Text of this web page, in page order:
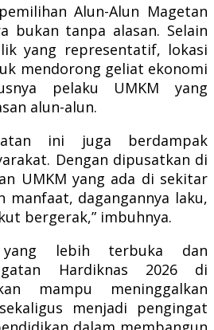
Alun-Alun Magetan
bukan tanpa alasan. Selain
yang representatif, lokasi
mendorong geliat ekonomi
pelaku UMKM yang
alun-alun.
ini juga berdampak
Dengan dipusatkan di
UMKM yang ada di sekitar
manfaat, dagangannya laku,
bergerak,” imbuhnya.
yang lebih terbuka dan
Hardiknas 2026 di
mampu meninggalkan
menjadi pengingat